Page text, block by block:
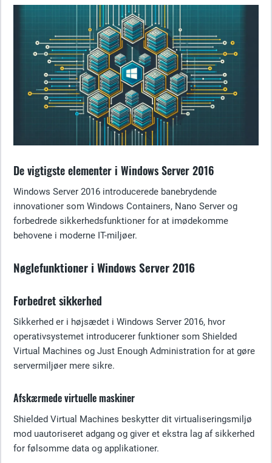
De vigtigste elementer i Windows Server 2016
Windows Server 2016 introducerede banebrydende
innovationer som Windows Containers, Nano Server og
forbedrede sikkerhedsfunktioner for at imødekomme
behovene i moderne IT-miljøer.
Nøglefunktioner i Windows Server 2016
Forbedret sikkerhed
Sikkerhed er i højsædet i Windows Server 2016, hvor
operativsystemet introducerer funktioner som Shielded
Virtual Machines og Just Enough Administration for at gøre
servermiljøer mere sikre.
Afskærmede virtuelle maskiner
Shielded Virtual Machines beskytter dit virtualiseringsmiljø
mod uautoriseret adgang og giver et ekstra lag af sikkerhed
for følsomme data og applikationer.